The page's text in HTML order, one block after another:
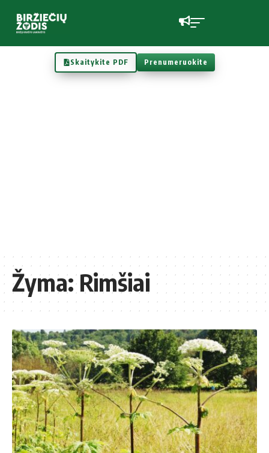
Skaitykite PDF Prenumeruokite
Žyma:Rimšiai